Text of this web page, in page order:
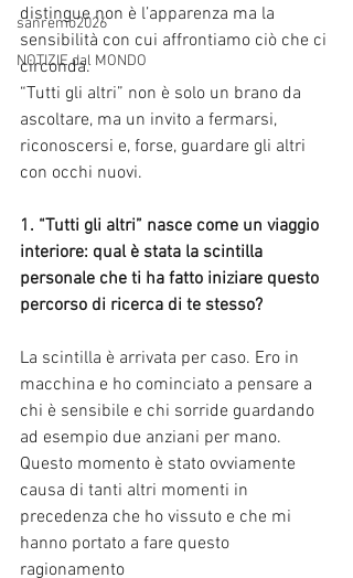
sanremo2026
NOTIZIE dal MONDO
distingue non è l’apparenza ma la
sensibilità con cui affrontiamo ciò che ci
circonda.
“Tutti gli altri” non è solo un brano da
ascoltare, ma un invito a fermarsi,
riconoscersi e, forse, guardare gli altri
con occhi nuovi.
1.⁠ ⁠“Tutti gli altri” nasce come un viaggio
interiore: qual è stata la scintilla
personale che ti ha fatto iniziare questo
percorso di ricerca di te stesso?
La scintilla è arrivata per caso. Ero in
macchina e ho cominciato a pensare a
chi è sensibile e chi sorride guardando
ad esempio due anziani per mano.
Questo momento è stato ovviamente
causa di tanti altri momenti in
precedenza che ho vissuto e che mi
hanno portato a fare questo
ragionamento